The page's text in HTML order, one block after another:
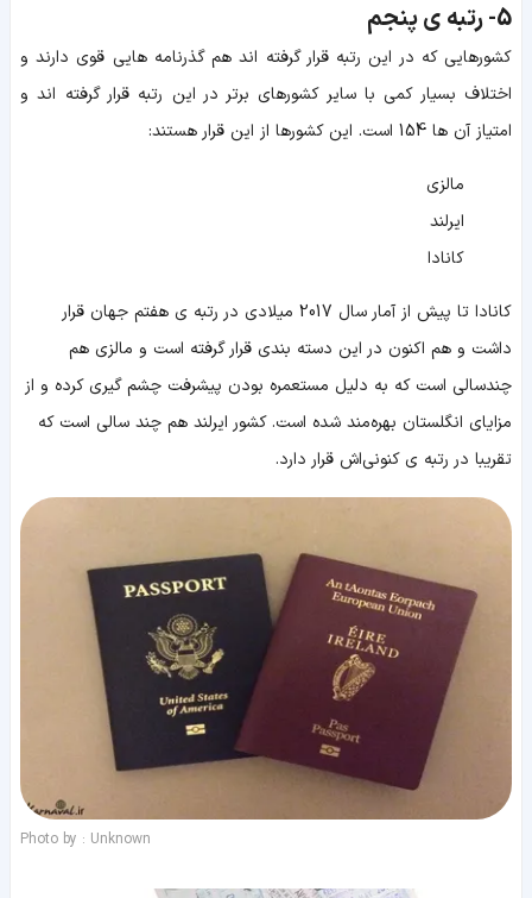
5- رتبه ی پنجم
کشورهایی که در این رتبه قرار گرفته اند هم گذرنامه هایی قوی دارند و
اختلاف بسیار کمی با سایر کشورهای برتر در این رتبه قرار گرفته اند و
امتیاز آن ها 154 است. این کشورها از این قرار هستند:
مالزی
ایرلند
کانادا
کانادا تا پیش از آمار سال 2017 میلادی در رتبه ی هفتم جهان قرار
داشت و هم اکنون در این دسته بندی قرار گرفته است و مالزی هم
چندسالی است که به دلیل مستعمره بودن پیشرفت چشم گیری کرده و از
مزایای انگلستان بهره‌مند شده است. کشور ایرلند هم چند سالی است که
تقریبا در رتبه ی کنونی‌اش قرار دارد.
Photo by : Unknown